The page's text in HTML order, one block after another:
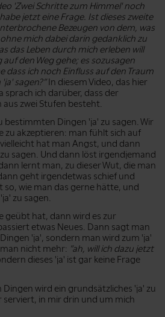
'Zwei Schritte zum Himmel' noch
jetzt eine Frage. Ist dieses zweite
Bezeugen von dem, was
mich dabei darin gedanklich zu
das Leben durch mich erleben will
den Weg gehe; es sozusagen
ich noch Einfluss auf den Traum
sagen?”In diesem Video, das hier
sprach ich darüber, dass der
aus zwei Stufen besteht.
bestimmten Dingen 'ja' zu sagen. Wir
zu akzeptieren: man fühlt sich auf
hat man Angst, und dann
sagen. Und dann löst irgendjemand
lernt man, zu dieser Wut, die man
geht irgendetwas schief und
wie man das gerne hätte, und
zu sagen.
geübt hat, dann wird es zur
etwas Neues. Dann sagt man
'ja', sondern man wird zum 'ja'
nicht mehr: ”ah, will ich dazu jetzt
dieses 'ja' ist gar keine Frage
Dingen wird ein grundsätzliches 'ja' zu
serviert, in mir drin und um mich